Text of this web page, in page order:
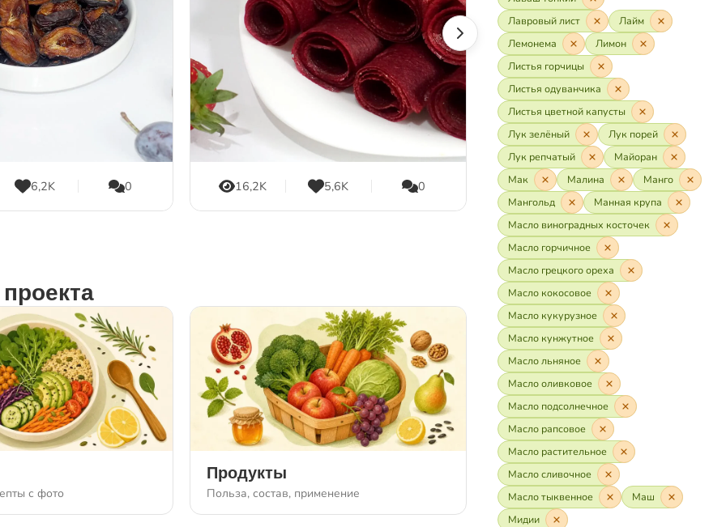
6,2K 0 16,2K 5,6K 0 16,8K 3,6K
с фото
Продукты
Польза, состав, применение
Лавровый лист
Лайм
Лемонема
Лимон
Листья горчицы
Листья одуванчика
Листья цветной капусты
Лук зелёный
Лук порей
Лук репчатый
Майоран
Мак
Малина
Манго
Мангольд
Манная крупа
Масло виноградных косточек
Масло горчичное
Масло грецкого ореха
Масло кокосовое
Масло кукурузное
Масло кунжутное
Масло льняное
Масло оливковое
Масло подсолнечное
Масло рапсовое
Масло растительное
Масло сливочное
Масло тыквенное
Маш
Мидии